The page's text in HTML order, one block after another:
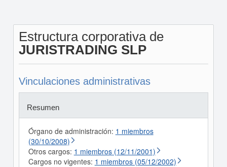
Estructura corporativa de
JURISTRADING SLP
Vinculaciones administrativas
Resumen
Órgano de administración: 1 miembros
(30/10/2008)
Otros cargos: 1 miembros (12/11/2001)
Cargos no vigentes: 1 miembros (05/12/2002)